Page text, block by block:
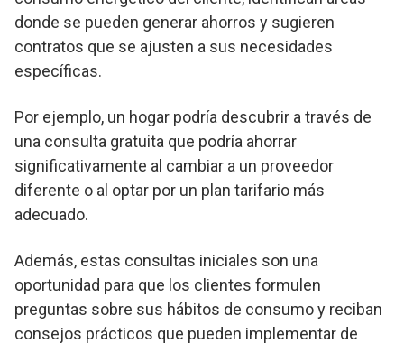
donde se pueden generar ahorros y sugieren
contratos que se ajusten a sus necesidades
específicas.
Por ejemplo, un hogar podría descubrir a través de
una consulta gratuita que podría ahorrar
significativamente al cambiar a un proveedor
diferente o al optar por un plan tarifario más
adecuado.
Además, estas consultas iniciales son una
oportunidad para que los clientes formulen
preguntas sobre sus hábitos de consumo y reciban
consejos prácticos que pueden implementar de